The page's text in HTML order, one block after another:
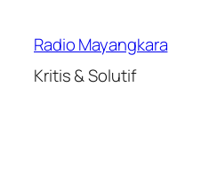
Radio Mayangkara
Kritis & Solutif